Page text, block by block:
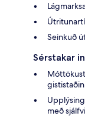
Seinkuð
Sérstakar
með